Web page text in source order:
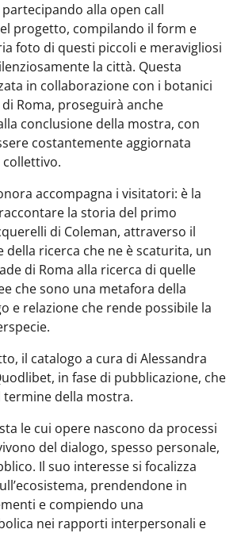
alla open call
progetto, compilando il form e
foto di questi piccoli e meravigliosi
la città. Questa
in collaborazione con i botanici
Roma, proseguirà anche
conclusione della mostra, con
costantemente aggiornata
collettivo.
accompagna i visitatori: è la
la storia del primo
di Coleman, attraverso il
della ricerca che ne è scaturita, un
di Roma alla ricerca di quelle
che sono una metafora della
e relazione che rende possibile la
il catalogo a cura di Alessandra
in fase di pubblicazione, che
della mostra.
le cui opere nascono da processi
del dialogo, spesso personale,
Il suo interesse si focalizza
prendendone in
e compiendo una
nei rapporti interpersonali e